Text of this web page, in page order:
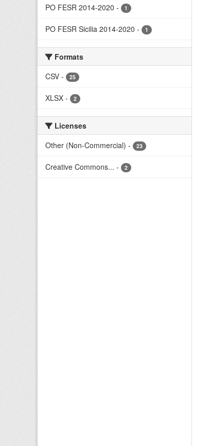
PO FESR 2014-2020 - 1
PO FESR Sicilia 2014-2020 - 1
Formats
CSV - 25
XLSX - 2
Licenses
Other (Non-Commercial) - 23
Creative Commons... - 2